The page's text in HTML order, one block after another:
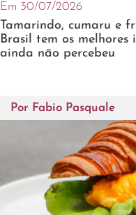
Em 30/07/2026
Tamarindo, cumaru e
Brasil tem os
ainda não percebeu
Por Fabio Pasquale